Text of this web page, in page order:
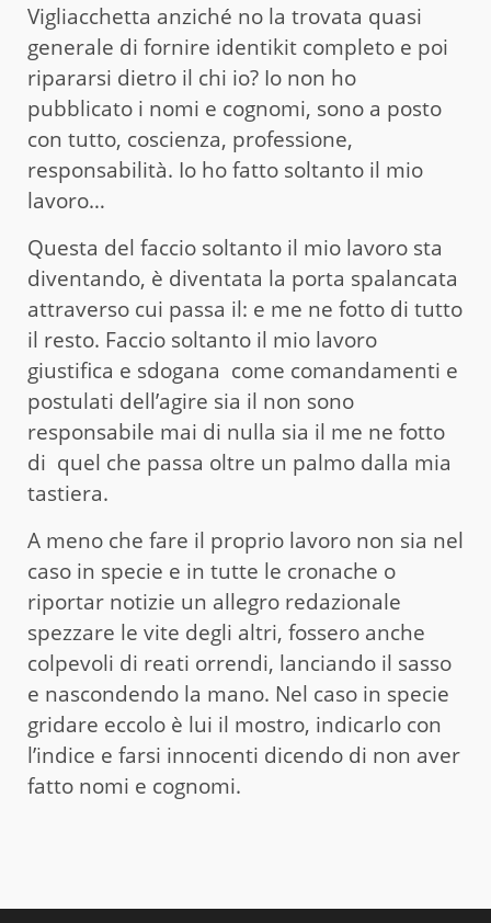
Vigliacchetta anziché no la trovata quasi
generale di fornire identikit completo e poi
ripararsi dietro il chi io? Io non ho
pubblicato i nomi e cognomi, sono a posto
con tutto, coscienza, professione,
responsabilità. Io ho fatto soltanto il mio
lavoro…
Questa del faccio soltanto il mio lavoro sta
diventando, è diventata la porta spalancata
attraverso cui passa il: e me ne fotto di tutto
il resto. Faccio soltanto il mio lavoro
giustifica e sdogana come comandamenti e
postulati dell’agire sia il non sono
responsabile mai di nulla sia il me ne fotto
di quel che passa oltre un palmo dalla mia
tastiera.
A meno che fare il proprio lavoro non sia nel
caso in specie e in tutte le cronache o
riportar notizie un allegro redazionale
spezzare le vite degli altri, fossero anche
colpevoli di reati orrendi, lanciando il sasso
e nascondendo la mano. Nel caso in specie
gridare eccolo è lui il mostro, indicarlo con
l’indice e farsi innocenti dicendo di non aver
fatto nomi e cognomi.